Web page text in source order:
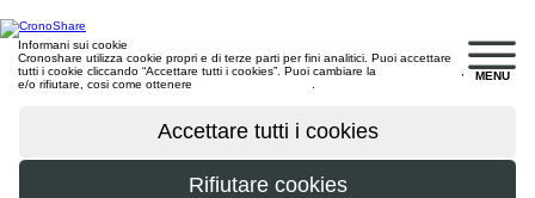
MENU
Informani sui cookie
Cronoshare utilizza cookie propri e di terze parti per fini analitici. Puoi accettare
tutti i cookie cliccando “Accettare tutti i cookies”. Puoi cambiare la
e/o rifiutare, cosi come ottenere